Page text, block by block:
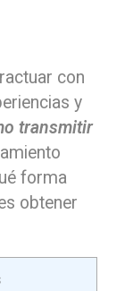
con
y
transmitir
forma
obtener